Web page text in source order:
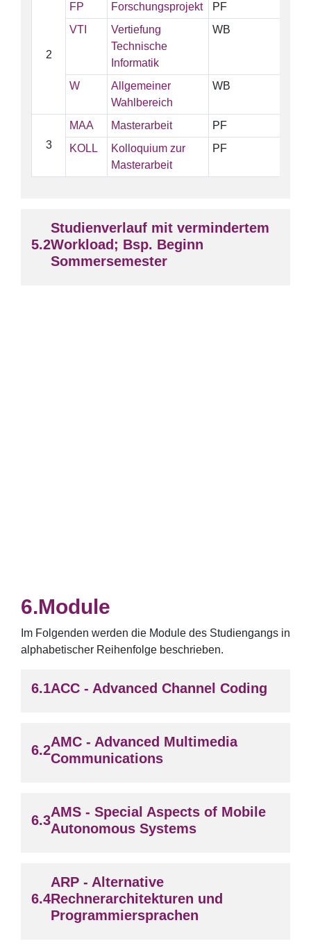
2
FP Forschungsprojekt PF
VTI
Vertiefung
Technische
Informatik
WB
W
Allgemeiner
Wahlbereich
WB
3
MAA Masterarbeit PF
KOLL
Kolloquium zur
Masterarbeit
PF
Studienverlauf mit vermindertem
Workload; Bsp. Beginn
Sommersemester
Module
Im Folgenden werden die Module des Studiengangs in
alphabetischer Reihenfolge beschrieben.
ACC - Advanced Channel Coding
AMC - Advanced Multimedia
Communications
AMS - Special Aspects of Mobile
Autonomous Systems
ARP - Alternative
Rechnerarchitekturen und
Programmiersprachen